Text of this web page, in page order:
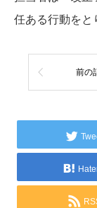
任ある行動をと
前の